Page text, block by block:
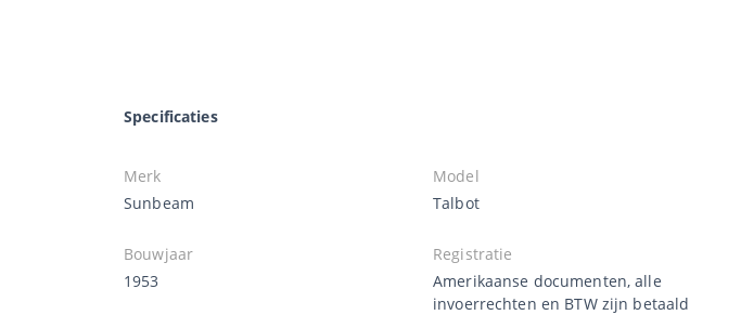
Specificaties
Merk
Sunbeam
Model
Talbot
Bouwjaar
1953
Registratie
Amerikaanse documenten, alle
invoerrechten en BTW zijn betaald